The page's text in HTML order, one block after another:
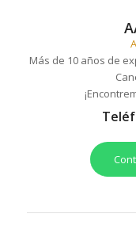
Más de 10 años de